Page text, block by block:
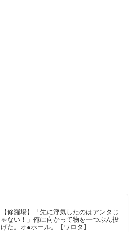
【修羅場】「先に浮気したのはアンタじ
ゃない！」俺に向かって物を一つぶん投
げた。オ●ホール。【ワロタ】